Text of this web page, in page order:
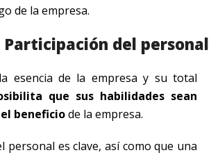
de la empresa.
Participación del personal
esencia de la empresa y su total
que sus habilidades sean
beneficiode la empresa.
personal es clave, así como que una